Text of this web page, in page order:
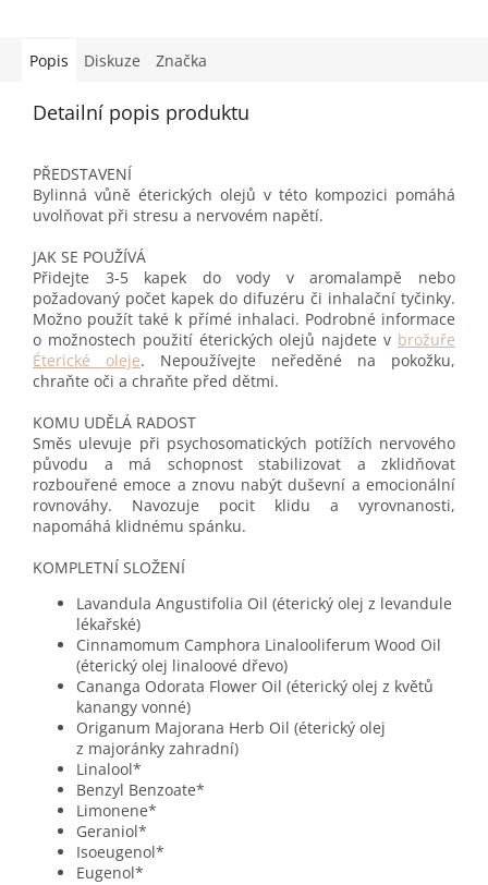
Popis Diskuze Značka
Detailní popis produktu
PŘEDSTAVENÍ
Bylinná vůně éterických olejů v této kompozici pomáhá
uvolňovat při stresu a nervovém napětí.
JAK SE POUŽÍVÁ
Přidejte 3-5 kapek do vody v aromalampě nebo
požadovaný počet kapek do difuzéru či inhalační tyčinky.
Možno použít také k přímé inhalaci. Podrobné informace
o možnostech použití éterických olejů najdete v brožuře
Éterické oleje. Nepoužívejte neředěné na pokožku,
chraňte oči a chraňte před dětmi.
KOMU UDĚLÁ RADOST
Směs ulevuje při psychosomatických potížích nervového
původu a má schopnost stabilizovat a zklidňovat
rozbouřené emoce a znovu nabýt duševní a emocionální
rovnováhy. Navozuje pocit klidu a vyrovnanosti,
napomáhá klidnému spánku.
KOMPLETNÍ SLOŽENÍ
Lavandula Angustifolia Oil (éterický olej z levandule
lékařské)
Cinnamomum Camphora Linalooliferum Wood Oil
(éterický olej linaloové dřevo)
Cananga Odorata Flower Oil (éterický olej z květů
kanangy vonné)
Origanum Majorana Herb Oil (éterický olej
z majoránky zahradní)
Linalool*
Benzyl Benzoate*
Limonene*
Geraniol*
Isoeugenol*
Eugenol*